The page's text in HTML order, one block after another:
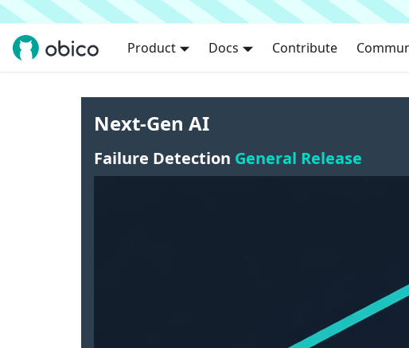
Product Docs Contribute
Next-Gen AI
Failure Detection General Release